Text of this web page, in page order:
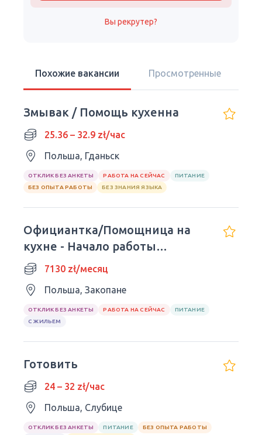
Вы рекрутер?
Похожие вакансии Просмотренные
Змывак / Помощь кухенна
25.36 – 32.9 zł/час
Польша, Гданьск
ОТКЛИК БЕЗ АНКЕТЫ РАБОТА НА СЕЙЧАС
ПИТАНИЕ
БЕЗ ОПЫТА РАБОТЫ
БЕЗ ЗНАНИЯ ЯЗЫКА
Официантка/Помощница на
кухне - Начало работы
немедленно.
7130 zł/месяц
Польша, Закопане
ОТКЛИК БЕЗ АНКЕТЫ РАБОТА НА СЕЙЧАС
ПИТАНИЕ
С ЖИЛЬЕМ
Готовить
24 – 32 zł/час
Польша, Слубице
ОТКЛИК БЕЗ АНКЕТЫ ПИТАНИЕ
БЕЗ ОПЫТА РАБОТЫ